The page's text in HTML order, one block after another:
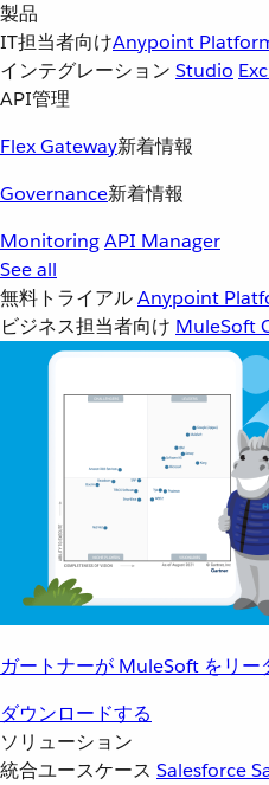
製品
IT担当者向けAnypoint
インテグレーション Studio
API管理
Flex Gateway新着情報
Governance新着情報
MonitoringAPI Manager
See all
無料トライアルAnypoint
ビジネス担当者向け MuleSoft
ガートナーが MuleSoft をリー
ダウンロードする
ソリューション
統合ユースケース Salesforce